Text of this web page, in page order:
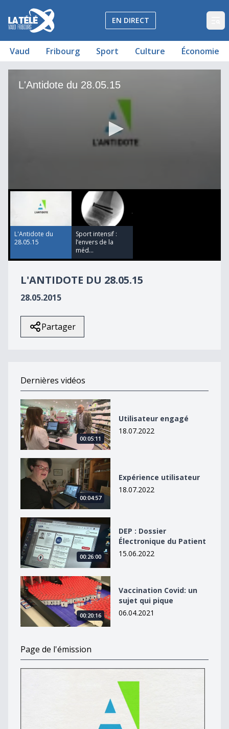
La Télé - Télévision régionale Vaud et Fribourg
EN DIRECT
Vaud Fribourg Sport Culture Économie
L'Antidote du 28.05.15
0
seconds
L'Antidote du
28.05.15
Sport intensif :
l’envers de la
méd...
L'ANTIDOTE DU 28.05.15
28.05.2015
Partager
Dernières vidéos
Utilisateur engagé
00:05:11
Utilisateur engagé
18.07.2022
Expérience utilisateur
00:04:57
Expérience utilisateur
18.07.2022
DEP : Dossier Électronique du Patient
00:26:00
DEP : Dossier
Électronique du Patient
15.06.2022
Vaccination Covid: un sujet qui pique
00:20:16
Vaccination Covid: un
sujet qui pique
06.04.2021
Page de l'émission